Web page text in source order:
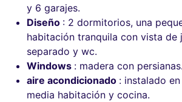
y 6 garajes.
Diseño : 2 dormitorios, una
habitación tranquila con vista de
separado y wc.
Windows : madera con persianas.
aire acondicionado : instalado
media habitación y cocina.